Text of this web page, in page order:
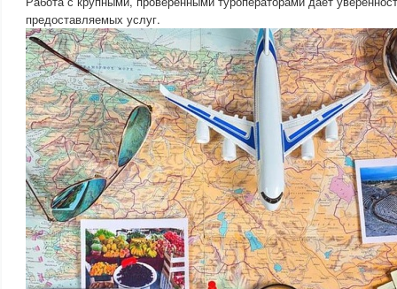
предоставляемых услуг.